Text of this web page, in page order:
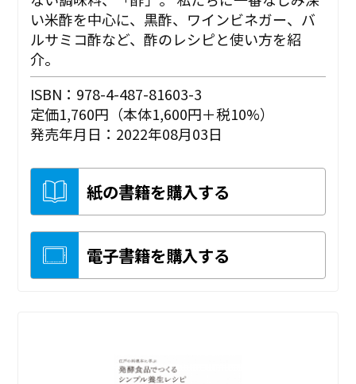
い米酢を中心に、黒酢、ワインビネガー、バ
ルサミコ酢など、酢のレシピと使い方を紹
介。
ISBN：978-4-487-81603-3
定価1,760円（本体1,600円＋税10%）
発売年月日：2022年08月03日
紙の書籍を購入する
電子書籍を購入する